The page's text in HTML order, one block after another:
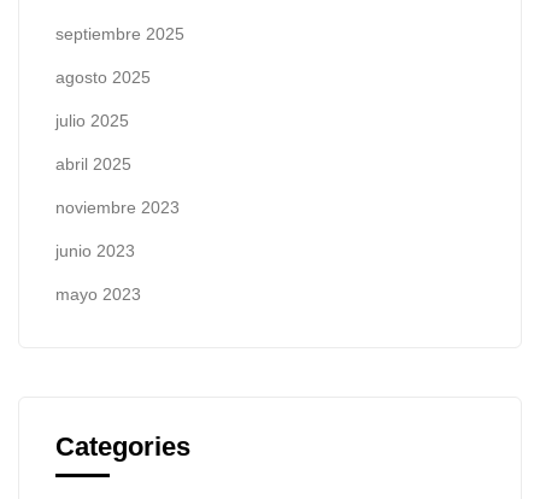
septiembre 2025
agosto 2025
julio 2025
abril 2025
noviembre 2023
junio 2023
mayo 2023
Categories